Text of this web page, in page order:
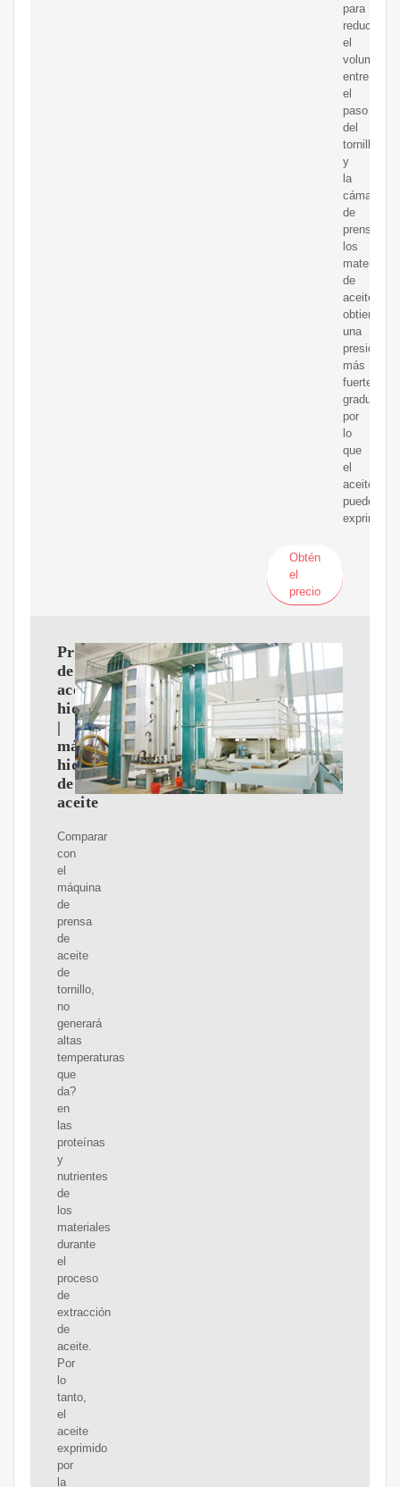
para
reducir
el
volumen
entre
el
paso
del
tornillo
y
la
cámara
de
prensado,
los
materiales
de
aceite
obtienen
una
presión
más
fuerte
por
lo
que
el
aceite
puede
exprimirse
Obtén
el
precio
Prensa
de
aceite
hidráulica
|
máquina
hidráulica
de
aceite
Comparar
con
el
máquina
de
prensa
de
aceite
de
tornillo,
no
generará
altas
temperaturas
que
da?
en
las
proteínas
y
nutrientes
de
los
materiales
durante
el
proceso
de
extracción
de
aceite.
Por
lo
tanto,
el
aceite
exprimido
por
la